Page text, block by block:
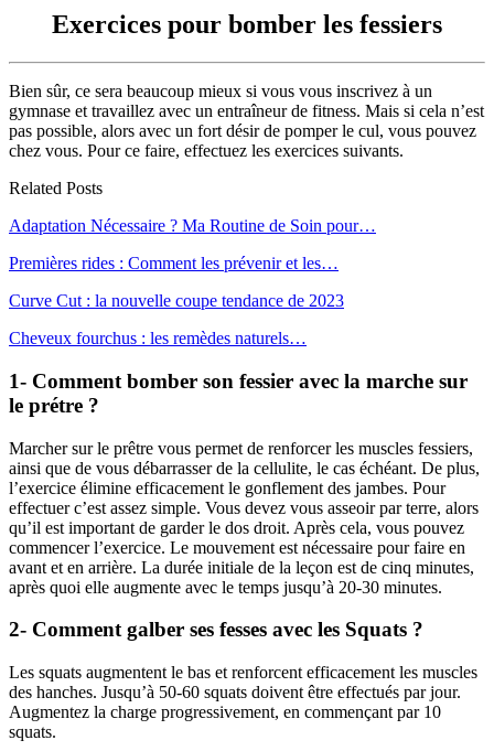
Exercices pour bomber les fessiers
Bien sûr, ce sera beaucoup mieux si vous vous inscrivez à un
gymnase et travaillez avec un entraîneur de fitness. Mais si cela n’est
pas possible, alors avec un fort désir de pomper le cul, vous pouvez
chez vous. Pour ce faire, effectuez les exercices suivants.
Related Posts
Adaptation Nécessaire ? Ma Routine de Soin pour…
Premières rides : Comment les prévenir et les…
Curve Cut : la nouvelle coupe tendance de 2023
Cheveux fourchus : les remèdes naturels…
1- Comment bomber son fessier avec la marche sur
le prétre ?
Marcher sur le prêtre vous permet de renforcer les muscles fessiers,
ainsi que de vous débarrasser de la cellulite, le cas échéant. De plus,
l’exercice élimine efficacement le gonflement des jambes. Pour
effectuer c’est assez simple. Vous devez vous asseoir par terre, alors
qu’il est important de garder le dos droit. Après cela, vous pouvez
commencer l’exercice. Le mouvement est nécessaire pour faire en
avant et en arrière. La durée initiale de la leçon est de cinq minutes,
après quoi elle augmente avec le temps jusqu’à 20-30 minutes.
2- Comment galber ses fesses avec les Squats ?
Les squats augmentent le bas et renforcent efficacement les muscles
des hanches. Jusqu’à 50-60 squats doivent être effectués par jour.
Augmentez la charge progressivement, en commençant par 10
squats.